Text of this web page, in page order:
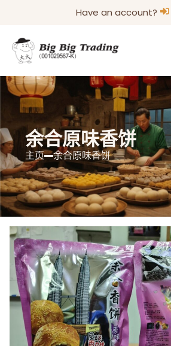
Have an account?
余合原味香饼
主页 余合原味香饼